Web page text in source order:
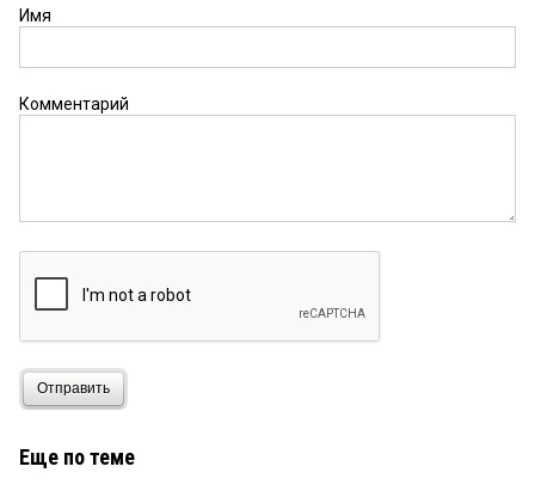
Павел 9 октября 2025 в 12:30:
ДЖОКЕР 9 октября 2025 в 11:03:
Имя
Комментарий
Отправить
Еще по теме